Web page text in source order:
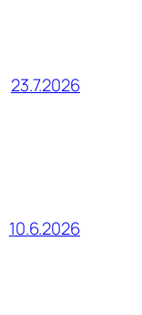
23.7.2026
10.6.2026